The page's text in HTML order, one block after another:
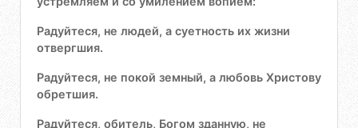
Радуйтеся, не людей, а суетность их жизни
отвергшия.
Радуйтеся, не покой земный, а любовь Христову
обретшия.
Радуйтеся, обитель, Богом зданную, не